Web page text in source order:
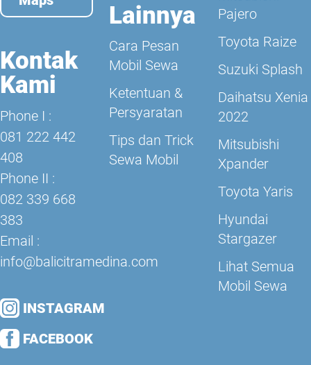
Kontak
Kami
Phone I :
081 222 442
408
Phone II :
082 339 668
383
Email :
info@balicitramedina.com
INSTAGRAM
FACEBOOK
Lainnya
Cara Pesan
Mobil Sewa
Ketentuan &
Persyaratan
Tips dan Trick
Sewa Mobil
Pajero
Toyota Raize
Suzuki Splash
Daihatsu Xenia
2022
Mitsubishi
Xpander
Toyota Yaris
Hyundai
Stargazer
Lihat Semua
Mobil Sewa